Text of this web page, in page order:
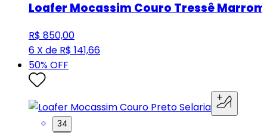
Loafer Mocassim Couro Tressê Marrom
R$ 850,00
6 X de R$ 141,66
50% OFF
34